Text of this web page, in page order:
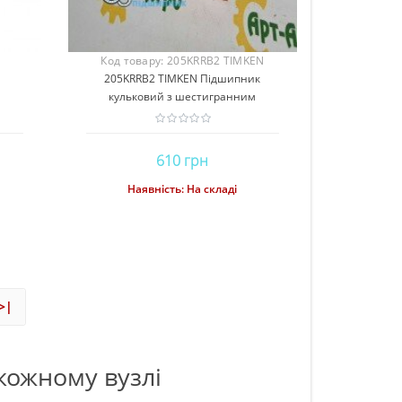
догляду.
еле..
NTN – японська компанія, виробник
Код товару: 205KRRB2 TIMKEN
205KRRB2 TIMKEN Підшипник
кульковий з шестигранним
отвором
610 грн
Купити
Наявність: На складі
вузлі